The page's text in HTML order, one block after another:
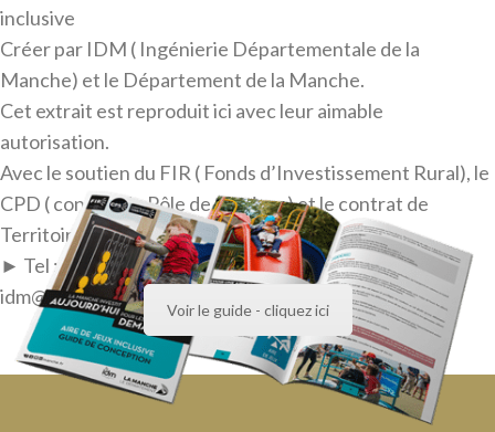
inclusive
Créer par IDM ( Ingénierie Départementale de la
Manche) et le Département de la Manche.
Cet extrait est reproduit ici avec leur aimable
autorisation.
Avec le soutien du FIR ( Fonds d’Investissement Rural), le
CPD ( contrat de Pôle de Services) et le contrat de
Territoire.
► Tel : 02 33 05 98 40 ► courriel : contact-
idm@manche.fr
Voir le guide - cliquez ici